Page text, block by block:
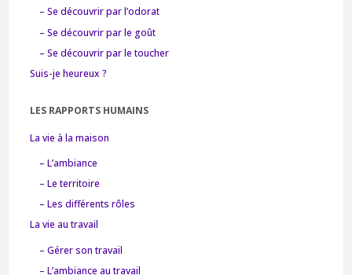
– Se découvrir par l’odorat
– Se découvrir par le goût
– Se découvrir par le toucher
Suis-je heureux ?
LES RAPPORTS HUMAINS
La vie à la maison
– L’ambiance
– Le territoire
– Les différents rôles
La vie au travail
– Gérer son travail
– L’ambiance au travail